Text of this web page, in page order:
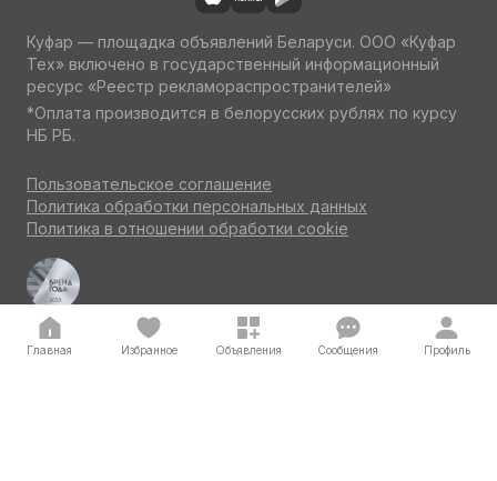
Куфар — площадка объявлений Беларуси. ООО «Куфар
Тех» включено в государственный информационный
ресурс «Реестр рекламораспространителей»
*Оплата производится в белорусских рублях по курсу
НБ РБ.
Пользовательское соглашение
Политика обработки персональных данных
Политика в отношении обработки cookie
Куфар Авто — одна из ведущих площадок об авто
по итогам потребительского голосования на конкурсе
«Бренд года» 2023
Главная Избранное Объявления Сообщения Профиль